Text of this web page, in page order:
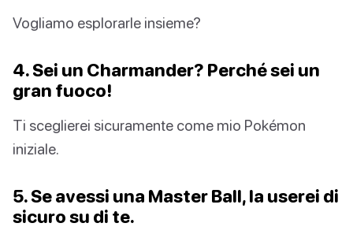
Vogliamo esplorarle insieme?
4. Sei un Charmander? Perché sei un
gran fuoco!
Ti sceglierei sicuramente come mio Pokémon
iniziale.
5. Se avessi una Master Ball, la userei di
sicuro su di te.